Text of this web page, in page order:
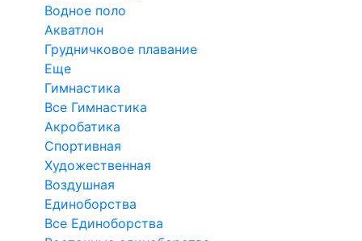
Водное поло
Акватлон
Грудничковое плавание
Еще
Гимнастика
Все Гимнастика
Акробатика
Спортивная
Художественная
Воздушная
Единоборства
Все Единоборства